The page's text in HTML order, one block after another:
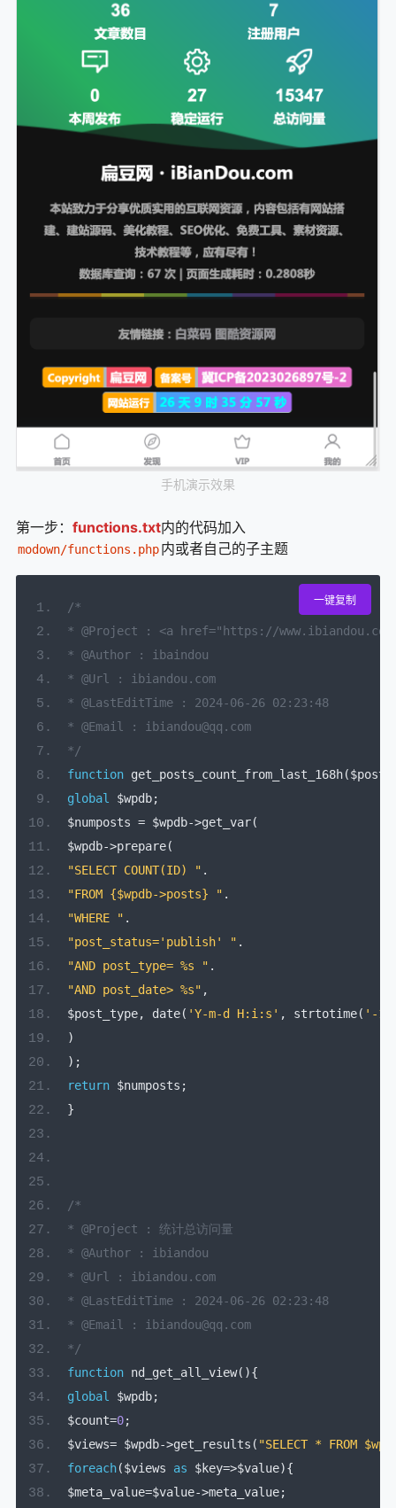
手机演示效果
第一步： functions.txt内的代码加入
modown/functions.php内或者自己的子主题
/*
* @Project : <a href="https://www.ibiandou.com"
* @Author : ibaindou
* @Url : ibiandou.com
* @LastEditTime : 2024-06-26 02:23:48
* @Email : ibiandou@qq.com
*/
function get_posts_count_from_last_168h(
global
$wpdb;
$numposts = $wpdb->get_var(
$wpdb->prepare(
"SELECT COUNT(ID) " .
"FROM {$wpdb->posts} " .
"WHERE " .
"post_status='publish' " .
"AND post_type= %s " .
"AND post_date> %s" ,
$post_type, date( 'Y-m-d H:i:s' , strtotime( '-
)
);
return $numposts ;
}
/*
* @Project : 统计总访问量
* @Author : ibiandou
* @Url : ibiandou.com
* @LastEditTime : 2024-06-26 02:23:48
* @Email : ibiandou@qq.com
*/
function nd_get_all_view(){
global
$wpdb;
$count=0;
$views= $wpdb->get_results ( "SELECT * FROM
foreach($views as $key=>$value){
$meta_value=$value->meta_value;
一键复制